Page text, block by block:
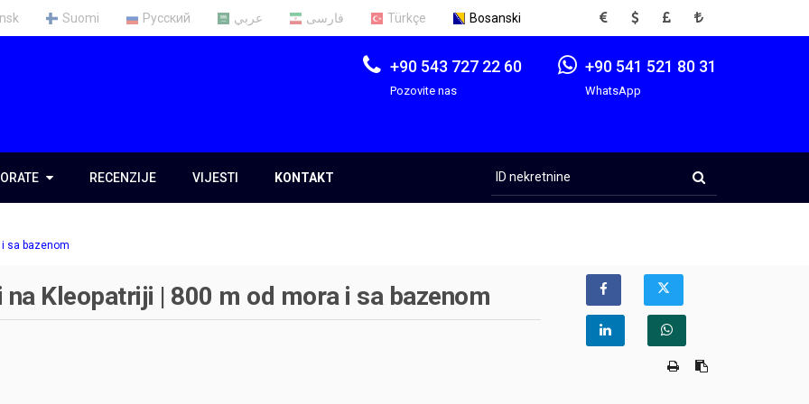
Suomi Русский عربي فارسی Türkçe Bosanski EUR USD GBP TRY
+90 543 727 22 60
Pozovite nas
+90 541 521 80 31
WhatsApp
RECENZIJE VIJESTI KONTAKT
nekretnine
sa bazenom
Kleopatriji | 800 m od mora i sa bazenom